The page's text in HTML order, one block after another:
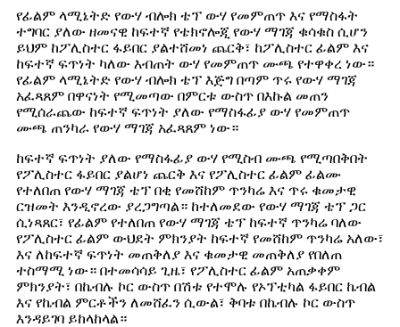
የፊልም ላሚኔትድ የውሃ ብሎክ ቴፕ ውሃ የመምጠጥ እና የማስፋት
ተግባር ያለው ዘመናዊ ከፍተኛ የቴክኖሎጂ የውሃ ማገጃ ቁሳቁስ ሲሆን
ይህም ከፖሊስተር ፋይበር ያልተሸመነ ጨርቅ፣ ከፖሊስተር ፊልም እና
ከፍተኛ ፍጥነት ካለው እብጠት ውሃ የመምጠጥ ሙጫ የተዋቀረ ነው።
የፊልም ላሚኔትድ የውሃ ብሎክ ቴፕ እጅግ በጣም ጥሩ የውሃ ማገጃ
አፈጻጸም በዋናነት የሚመጣው በምርቱ ውስጥ በእኩል መጠን
የሚሰራጨው ከፍተኛ ፍጥነት ያለው የማስፋፊያ ውሃ የመምጠጥ
ሙጫ ጠንካራ የውሃ ማገጃ አፈጻጸም ነው።
ከፍተኛ ፍጥነት ያለው የማስፋፊያ ውሃ የሚስብ ሙጫ የሚጣበቅበት
የፖሊስተር ፋይበር ያልሆነ ጨርቅ እና የፖሊስተር ፊልም ፊልሙ
የተለበጠ የውሃ ማገጃ ቴፕ በቂ የመሸከም ጥንካሬ እና ጥሩ ቁመታዊ
ርዝመት እንዲኖረው ያረጋግጣል። ከተለመደው የውሃ ማገጃ ቴፕ ጋር
ሲነጻጸር፣ የፊልም የተለበጠ የውሃ ማገጃ ቴፕ ከፍተኛ ጥንካሬ ባለው
የፖሊስተር ፊልም ውህደት ምክንያት ከፍተኛ የመሸከም ጥንካሬ አለው፣
እና ለከፍተኛ ፍጥነት መጠቅለያ እና ቁመታዊ መጠቅለያ የበለጠ
ተስማሚ ነው። በተመሳሳይ ጊዜ፣ የፖሊስተር ፊልም አጠቃቀም
ምክንያት፣ በኬብሉ ኮር ውስጥ በሽቱ የተሞሉ የኦፕቲካል ፋይበር ኬብል
እና የኬብል ምርቶችን ለመሸፈን ሲውል፣ ቅባቱ በኬብሉ ኮር ውስጥ
እንዳይገባ ይከላከላል።